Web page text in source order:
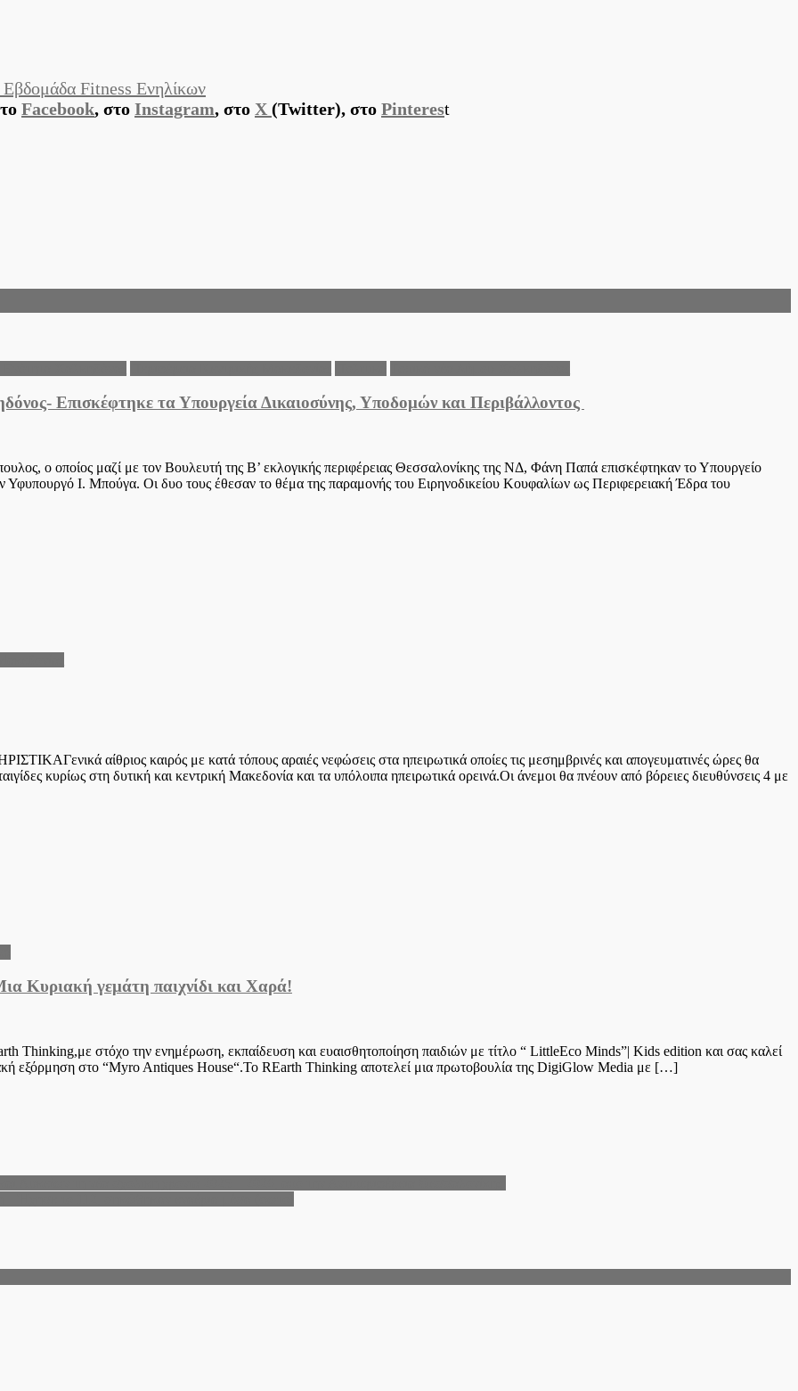
Fitness Ενηλίκων
Facebook, στο Instagram, στο X (Twitter), στο Pinterest
Επισκέφτηκε τα Υπουργεία Δικαιοσύνης, Υποδομών και Περιβάλλοντος
ο οποίος μαζί με τον Βουλευτή της Β’ εκλογικής περιφέρειας Θεσσαλονίκης της ΝΔ, Φάνη Παπά επισκέφτηκαν το Υπουργείο
Ι. Μπούγα. Οι δυο τους έθεσαν το θέμα της παραμονής του Ειρηνοδικείου Κουφαλίων ως Περιφερειακή Έδρα του
αίθριος καιρός με κατά τόπους αραιές νεφώσεις στα ηπειρωτικά οποίες τις μεσημβρινές και απογευματινές ώρες θα
κυρίως στη δυτική και κεντρική Μακεδονία και τα υπόλοιπα ηπειρωτικά ορεινά.Οι άνεμοι θα πνέουν από βόρειες διευθύνσεις 4 με
γεμάτη παιχνίδι και Χαρά!
Thinking,με στόχο την ενημέρωση, εκπαίδευση και ευαισθητοποίηση παιδιών με τίτλο “ LittleEco Minds”| Kids edition και σας καλεί
εξόρμηση στο “Myro Antiques House“.Το REarth Thinking αποτελεί μια πρωτοβουλία της DigiGlow Media με […]